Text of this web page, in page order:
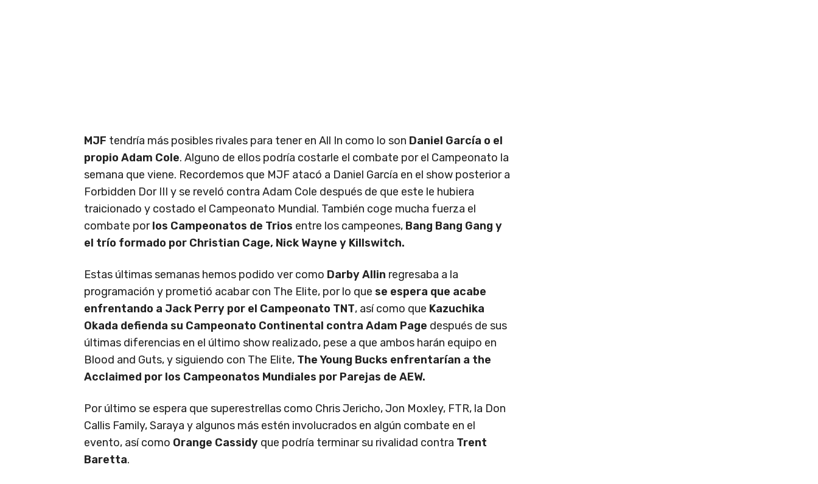
MJF tendría más posibles rivales para tener en All In como lo son Daniel García o el
propio Adam Cole. Alguno de ellos podría costarle el combate por el Campeonato la
semana que viene. Recordemos que MJF atacó a Daniel García en el show posterior a
Forbidden Dor III y se reveló contra Adam Cole después de que este le hubiera
traicionado y costado el Campeonato Mundial. También coge mucha fuerza el
combate porlos Campeonatos de Trios entre los campeones, Bang Bang Gang y
el trío formado por Christian Cage, Nick Wayne y Killswitch.
Estas últimas semanas hemos podido ver como Darby Allin regresaba a la
programación y prometió acabar con The Elite, por lo que se espera que acabe
enfrentando a Jack Perry por el Campeonato TNT, así como que Kazuchika
Okada defienda su Campeonato Continental contra Adam Page después de sus
últimas diferencias en el último show realizado, pese a que ambos harán equipo en
Blood and Guts, y siguiendo con The Elite, The Young Bucks enfrentarían a the
Acclaimed por los Campeonatos Mundiales por Parejas de AEW.
Por último se espera que superestrellas como Chris Jericho, Jon Moxley, FTR, la Don
Callis Family, Saraya y algunos más estén involucrados en algún combate en el
evento, así como Orange Cassidy que podría terminar su rivalidad contra Trent
Baretta.